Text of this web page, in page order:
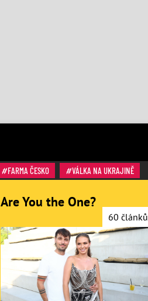
FARMA ČESKO VÁLKA NA UKRAJINĚ
Are You the One?
60 článků